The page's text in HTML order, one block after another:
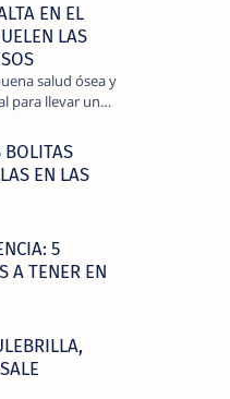
EN EL
LAS
salud ósea y
para llevar una
las piernas …
BOLITAS
EN LAS
5
A TENER EN